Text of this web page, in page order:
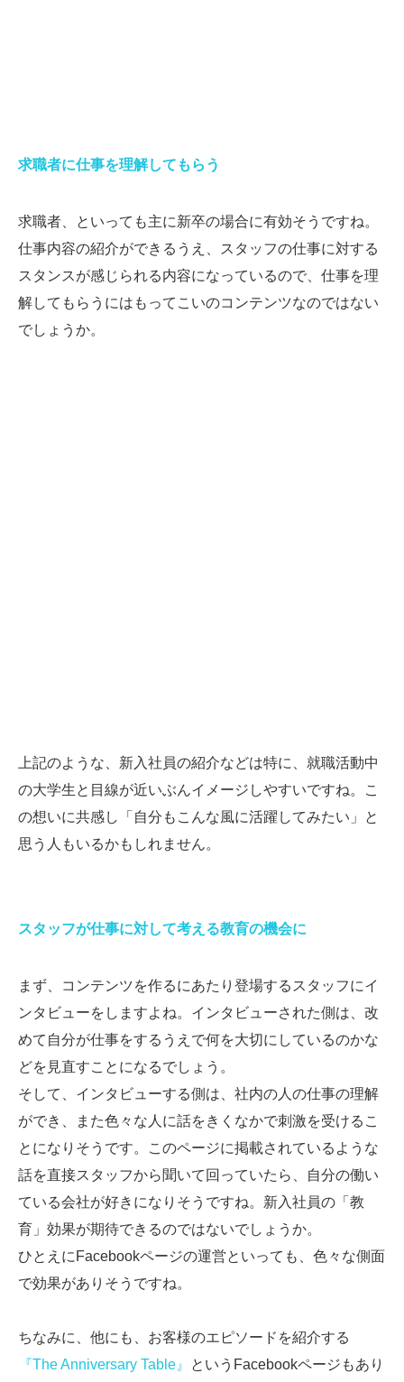
求職者に仕事を理解してもらう
求職者、といっても主に新卒の場合に有効そうですね。
仕事内容の紹介ができるうえ、スタッフの仕事に対する
スタンスが感じられる内容になっているので、仕事を理
解してもらうにはもってこいのコンテンツなのではない
でしょうか。
上記のような、新入社員の紹介などは特に、就職活動中
の大学生と目線が近いぶんイメージしやすいですね。こ
の想いに共感し「自分もこんな風に活躍してみたい」と
思う人もいるかもしれません。
スタッフが仕事に対して考える教育の機会に
まず、コンテンツを作るにあたり登場するスタッフにイ
ンタビューをしますよね。インタビューされた側は、改
めて自分が仕事をするうえで何を大切にしているのかな
どを見直すことになるでしょう。
そして、インタビューする側は、社内の人の仕事の理解
ができ、また色々な人に話をきくなかで刺激を受けるこ
とになりそうです。このページに掲載されているような
話を直接スタッフから聞いて回っていたら、自分の働い
ている会社が好きになりそうですね。新入社員の「教
育」効果が期待できるのではないでしょうか。
ひとえにFacebookページの運営といっても、色々な側面
で効果がありそうですね。
ちなみに、他にも、お客様のエピソードを紹介する
『The Anniversary Table』
というFacebookページもあり